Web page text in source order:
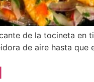
de la tocineta en
de aire hasta